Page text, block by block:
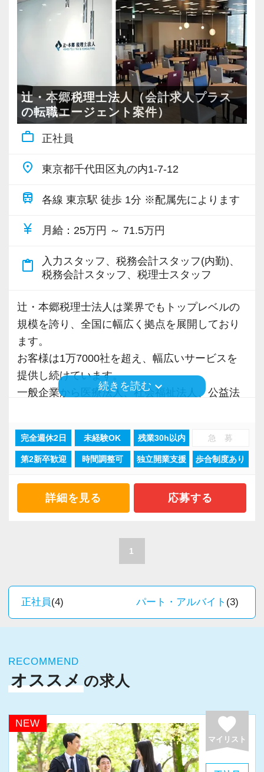
※リクルートページ
https://www.kudan-tax.jp/recruit_lp/
■給与計算、年末調整
■確定申告 他
・研修・マニュアルが充実
・本人の能力や希望に合った仕事の仕方、働き
方可能
・内部も外部も研修が充実
【社内環境】
・チーム制ではりますが、チーム以外の先輩も
色々アドバイスをくれるような、社内コミュニ
・土日祝日休み、残業休日出勤ほぼ無し
・正社員登用制度あり
・時短制度あり
・表彰制度あり
・社員旅行あり
・資格取得応援制度あり
【職場の声】
コミュニケーション。仕事面でも、業務の進捗
をチェックし、負担が大きくならないよう調整
しています。また相談しやすい環境をつくる意
識を常に持っています。
・困った時には質問できる仲間がいますし、皆
助け合う」という考えが浸透しているので、不
安や心配は必要ありませんよ。一緒により良い
※リクルートページ
https://www.kudan-tax.jp/recruit_lp/
辻・本郷税理士法人（会計求人プラス
の転職エージェント案件）
work_outline 正社員
place 東京都千代田区丸の内1-7-12
train 各線 東京駅 徒歩 1分 ※配属先によります
currency_yen 月給 ：25万円 ～ 71.5万円
content_paste
入力スタッフ、税務会計スタッフ(内勤)、
税務会計スタッフ、税理士スタッフ
辻・本郷税理士法人は業界でもトップレベルの
規模を誇り、全国に幅広く拠点を展開しており
ます。
お客様は1万7000社を超え、幅広いサービスを
提供し続けています。
一般企業から医療法人、社会福祉法人、公益法
ら大手企業まで、多種多様な業種のお客様との
業務経験を積む事ができます。
そんな環境があるからこそ業務バリエーション
援、事業承継、相続、M＆A、再編・再生、国際
税務など、幅広い分野での税務・会計業務を経
法人で、【税務・会計業務スタッフ】を募集し
北は北海道から南は沖縄まで全国に拠点があり
ますので現地登用はもちろん、Iターン・Uター
さらに、人事制度にはFA制度が設けられている
ので自分が携わりたい分野への異動やご家族の
転勤・介護などの理由による勤務地の異動が申
請できますので、長く安心して働いてもらえま
続きを読む keyboard_arrow_down
完全週休2日 未経験OK 残業30h以内 急 募
第2新卒歓迎 時間調整可 独立開業支援 歩合制度あり
詳細を見る 応募する
1
正社員(4) パート・アルバイト (3)
RECOMMEND
オススメの求人
NEW favorite
マイリスト